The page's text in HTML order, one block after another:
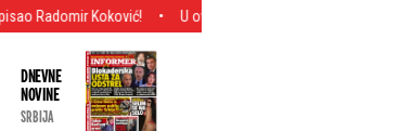
U ovom gradu gori asfalt: Živa samo skače - U 10 sati
DNEVNE
NOVINE
SRBIJA